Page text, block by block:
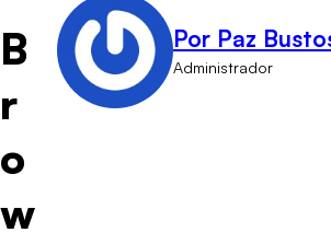
B
r
o
w
Por Paz
Administrador